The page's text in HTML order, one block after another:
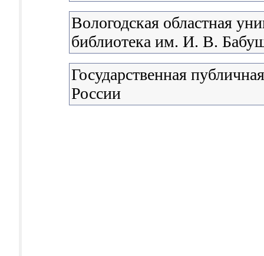
Вологодская областная
библиотека им. И. В.
Государственная
России